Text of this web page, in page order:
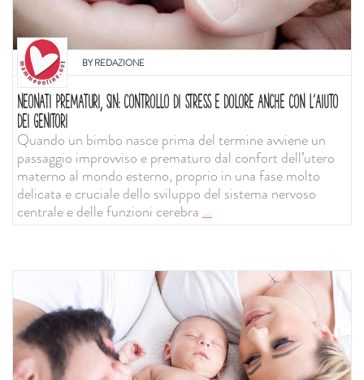
BYREDAZIONE
NEONATI PREMATURI, SIN: CONTROLLO DI STRESS E DOLORE ANCHE CON L'AIUTO
DEI GENITORI
Quando un bimbo nasce prima del termine avviene un
passaggio improvviso e prematuro dal confort dell’utero
materno al mondo esterno, proprio in una fase molto
delicata e cruciale dello sviluppo del sistema nervoso
centrale e delle funzioni cerebra...